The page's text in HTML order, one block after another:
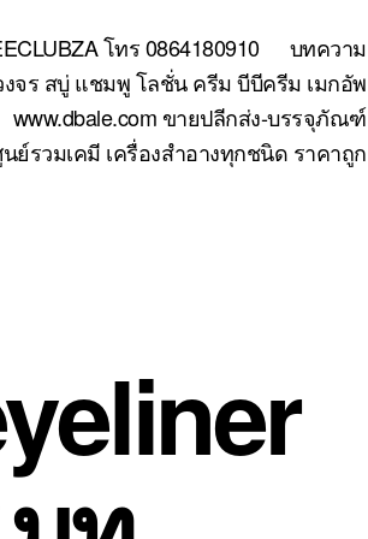
โทร 0864180910
บทความ
งจร สบู่ แชมพู โลชั่น ครีม บีบีครีม เมกอัพ
www.dbale.com ขายปลีกส่ง-บรรจุภัณฑ์
รวมเคมี เครื่องสำอางทุกชนิด ราคาถูก